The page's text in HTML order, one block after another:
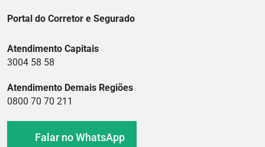
Portal do Corretor e Segurado
Atendimento Capitais
3004 58 58
Atendimento Demais Regiões
0800 70 70 211
Falar no WhatsApp